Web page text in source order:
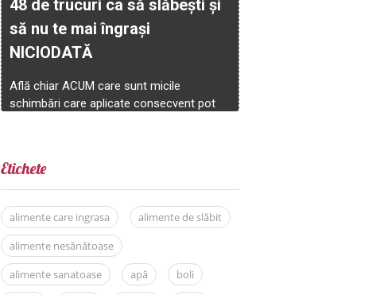
Etichete
alimente care ingrasa
alimente de slăbit
alimente nesănătoase
alimente sanatoase
apă
boli